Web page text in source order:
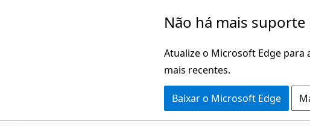
na
Não há mais
Atualize o Microsoft Edge para
mais recentes.
Baixar o Microsoft Edge